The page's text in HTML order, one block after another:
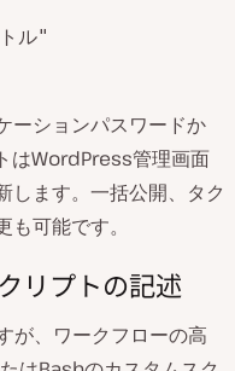
ル"
ーションパスワードか
はWordPress管理画面
します。一括公開、タク
可能です。
リプトの記述
が、ワークフローの高